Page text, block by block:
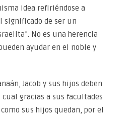
idea refiriéndose a
significado de ser un
No es una herencia
ayudar en el noble y
Jacob y sus hijos deben
gracias a sus facultades
sus hijos quedan, por el